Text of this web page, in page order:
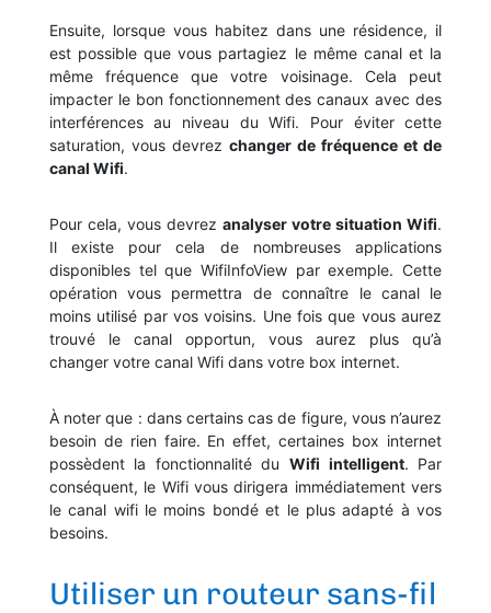
Ensuite, lorsque vous habitez dans une résidence, il
est possible que vous partagiez le même canal et la
même fréquence que votre voisinage. Cela peut
impacter le bon fonctionnement des canaux avec des
interférences au niveau du Wifi. Pour éviter cette
saturation, vous devrez changer de fréquence et de
canal Wifi.
Pour cela, vous devrezanalyser votre situation Wifi.
Il existe pour cela de nombreuses applications
disponibles tel que WifiInfoView par exemple. Cette
opération vous permettra de connaître le canal le
moins utilisé par vos voisins. Une fois que vous aurez
trouvé le canal opportun, vous aurez plus qu’à
changer votre canal Wifi dans votre box internet.
À noter que : dans certains cas de figure, vous n’aurez
besoin de rien faire. En effet, certaines box internet
possèdent la fonctionnalité duWifi intelligent. Par
conséquent, le Wifi vous dirigera immédiatement vers
le canal wifi le moins bondé et le plus adapté à vos
besoins.
Utiliser un routeur sans-fil